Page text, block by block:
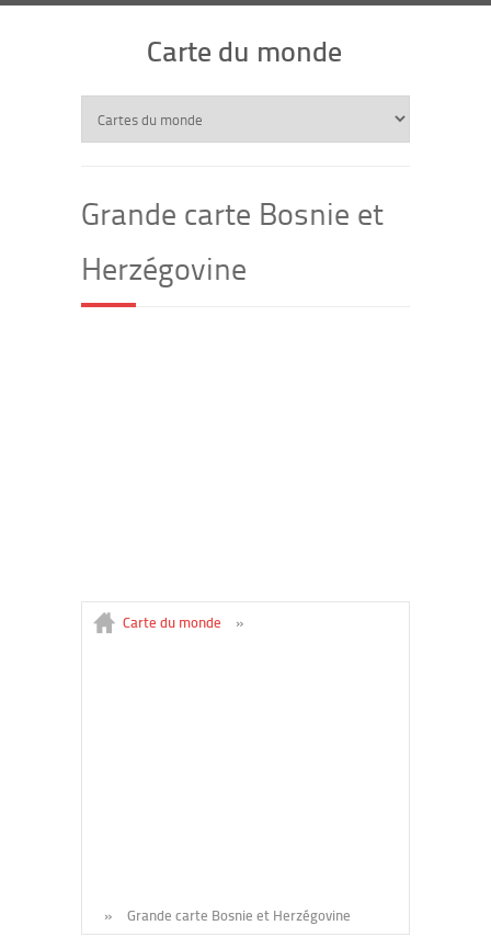
Carte du monde
Grande carte Bosnie et
Herzégovine
Carte du monde »
» Grande carte Bosnie et Herzégovine